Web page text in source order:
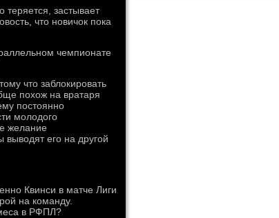
теряется, застывает
что новичок пока
чемпионате
что заблокировать
похож на вратаря
постоянно
молодого
желание
его на другой
Квинси в матче Лиги
на команду.
в РФПЛ?